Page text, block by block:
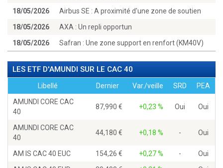
18/05/2026
Airbus SE : A proximité d'une zone de soutien
18/05/2026
AXA : Un repli opportun
18/05/2026
Safran : Une zone support en renfort (KM40V)
LES ETF D'AMUNDI SUR LE CAC 40
Libellé Dernier Var./veille SRD
PEA
AMUNDI CORE CAC
40
87,990 +0,23 % Oui Oui
AMUNDI CORE CAC
40
44,180 +0,18 % - Oui
AM IS CAC 40 EUC 154,26 +0,27 % -
Oui